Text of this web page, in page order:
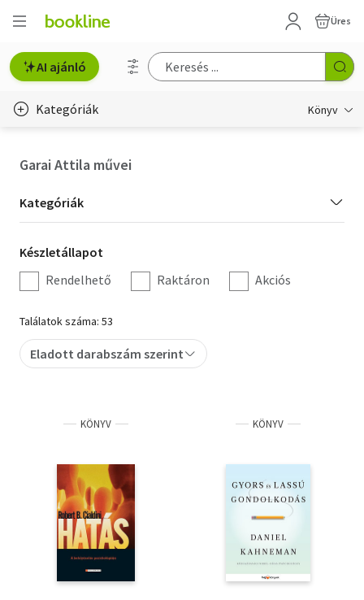
Üres
AI ajánló
Kategóriák Könyv
Hobbi, szabadidő
Irodalom
Művészet
Szakkönyv
Tankönyv, segédkönyv
Társadalomtudomány
Természettudomány
Történelem
Garai Attila művei
Kategória
szűrés
Kategóriák
Készletállapot
szűrés
Készletállapot
Rendelhető
Raktáron Akciós
Találatok száma: 53
Eladott darabszám szerint
KÖNYV KÖNYV